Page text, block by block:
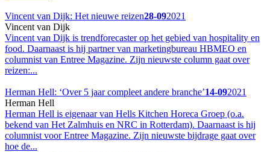
Vincent van Dijk: Het nieuwe reizen28-092021
Vincent van Dijk
Vincent van Dijk is trendforecaster op het gebied van hospitality en
food. Daarnaast is hij partner van marketingbureau HBMEO en
columnist van Entree Magazine. Zijn nieuwste column gaat over
reizen:...
Herman Hell: ‘Over 5 jaar compleet andere branche’14-092021
Herman Hell
Herman Hell is eigenaar van Hells Kitchen Horeca Groep (o.a.
bekend van Het Zalmhuis en NRC in Rotterdam). Daarnaast is hij
columnist voor Entree Magazine. Zijn nieuwste bijdrage gaat over
hoe de...